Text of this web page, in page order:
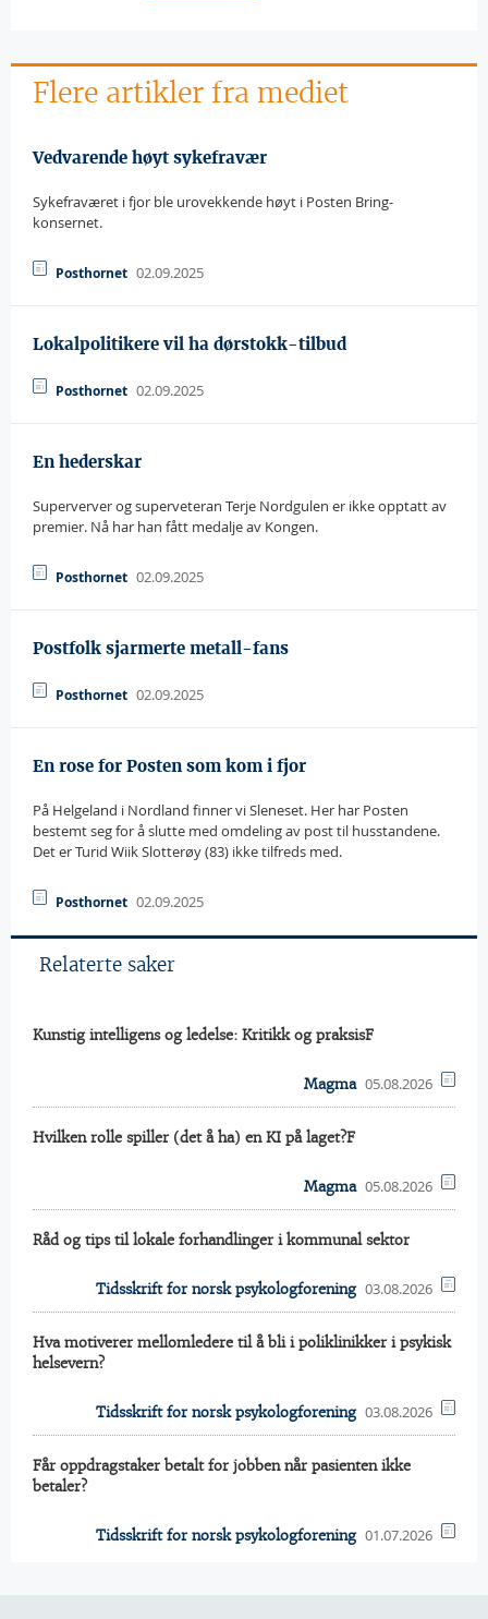
Flere artikler fra mediet
Vedvarende høyt sykefravær
Sykefraværet i fjor ble urovekkende høyt i Posten Bring-
konsernet.
Posthornet 02.09.2025
Lokalpolitikere vil ha dørstokk-tilbud
Posthornet 02.09.2025
En hederskar
Superverver og superveteran Terje Nordgulen er ikke opptatt av
premier. Nå har han fått medalje av Kongen.
Posthornet 02.09.2025
Postfolk sjarmerte metall-fans
Posthornet 02.09.2025
En rose for Posten som kom i fjor
På Helgeland i Nordland finner vi Sleneset. Her har Posten
bestemt seg for å slutte med omdeling av post til husstandene.
Det er Turid Wiik Slotterøy (83) ikke tilfreds med.
Posthornet 02.09.2025
Relaterte saker
Kunstig intelligens og ledelse: Kritikk og praksisF
Magma 05.08.2026
Hvilken rolle spiller (det å ha) en KI på laget?F
Magma 05.08.2026
Råd og tips til lokale forhandlinger i kommunal sektor
Tidsskrift for norsk psykologforening 03.08.2026
Hva motiverer mellomledere til å bli i poliklinikker i psykisk
helsevern?
Tidsskrift for norsk psykologforening 03.08.2026
Får oppdragstaker betalt for jobben når pasienten ikke
betaler?
Tidsskrift for norsk psykologforening 01.07.2026